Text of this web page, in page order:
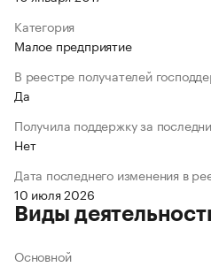
Категория
Малое предприятие
В реестре получателей
Да
Получила поддержку за
Нет
Дата последнего изменения в
10 июля 2026
Виды
Основной